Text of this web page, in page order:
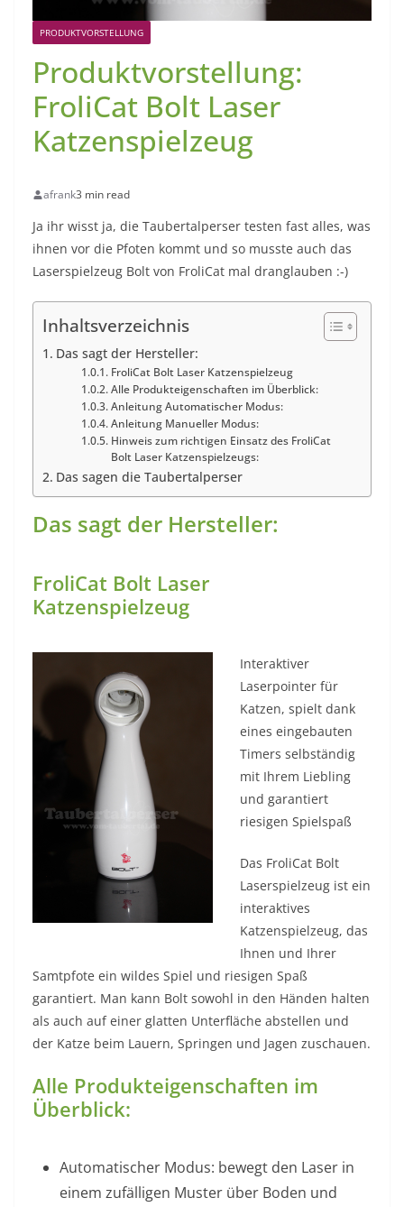
PRODUKTVORSTELLUNG
Produktvorstellung:
FroliCat Bolt Laser
Katzenspielzeug
afrank3 min read
Ja ihr wisst ja, die Taubertalperser testen fast alles, was
ihnen vor die Pfoten kommt und so musste auch das
Laserspielzeug Bolt von FroliCat mal dranglauben :-)
Inhaltsverzeichnis
Das sagt der Hersteller:
FroliCat Bolt Laser Katzenspielzeug
Alle Produkteigenschaften im Überblick:
Anleitung Automatischer Modus:
Anleitung Manueller Modus:
Hinweis zum richtigen Einsatz des FroliCat
Bolt Laser Katzenspielzeugs:
Das sagen die Taubertalperser
Das sagt der Hersteller:
FroliCat Bolt Laser
Katzenspielzeug
Interaktiver
Laserpointer für
Katzen, spielt dank
eines eingebauten
Timers selbständig
mit Ihrem Liebling
und garantiert
riesigen Spielspaß
Das FroliCat Bolt
Laserspielzeug ist ein
interaktives
Katzenspielzeug, das
Ihnen und Ihrer
Samtpfote ein wildes Spiel und riesigen Spaß
garantiert. Man kann Bolt sowohl in den Händen halten
als auch auf einer glatten Unterfläche abstellen und
der Katze beim Lauern, Springen und Jagen zuschauen.
Alle Produkteigenschaften im
Überblick:
Automatischer Modus: bewegt den Laser in
einem zufälligen Muster über Boden und